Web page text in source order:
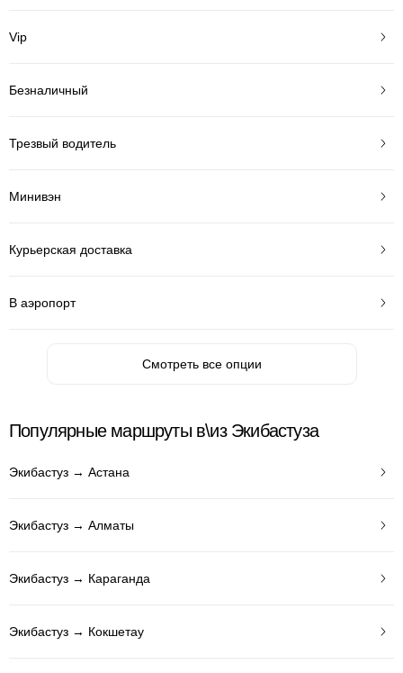
Vip
Безналичный
Трезвый водитель
Минивэн
Курьерская доставка
В аэропорт
Смотреть все опции
Популярные маршруты в\из Экибастуза
Экибастуз → Астана
Экибастуз → Алматы
Экибастуз → Караганда
Экибастуз → Кокшетау